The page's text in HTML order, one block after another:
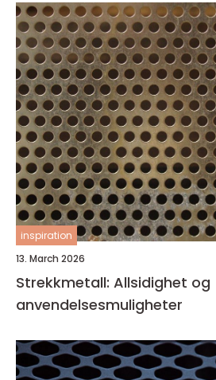
inspiration
13. March 2026
Strekkmetall: Allsidighet og
anvendelsesmuligheter